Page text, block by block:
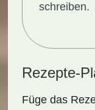
schreiben.
Rezepte-
Füge das